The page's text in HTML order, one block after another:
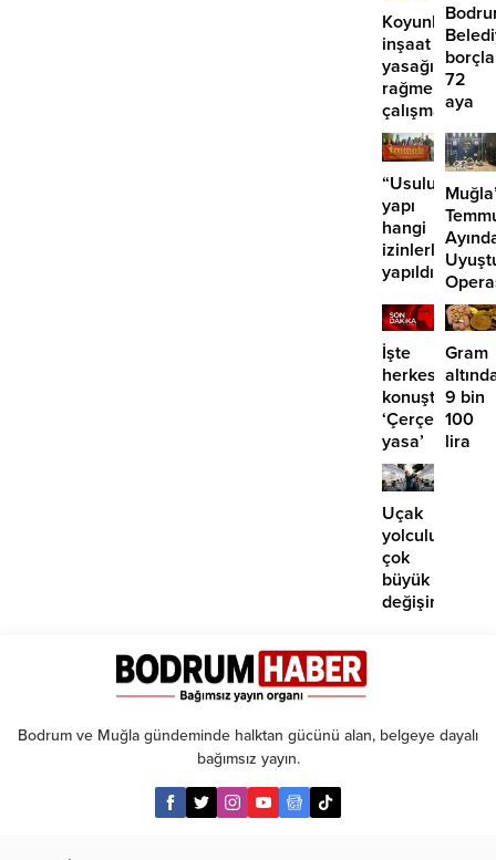
Koyunbaba’da
inşaat
yasağına
rağmen
çalışma
iddiası
72
aya
taksit
“Usuluk’taki
yapı
hangi
izinlerle
yapıldı?”
29
İşte
herkesin
konuştuğu
‘Çerçeve
yasa’
kanun
teklifi
Gram
9 bin
100
lira
Uçak
çok
büyük
değişim:
Bodrum ve Muğla gündeminde halktan gücünü alan, belgeye dayalı
bağımsız yayın.